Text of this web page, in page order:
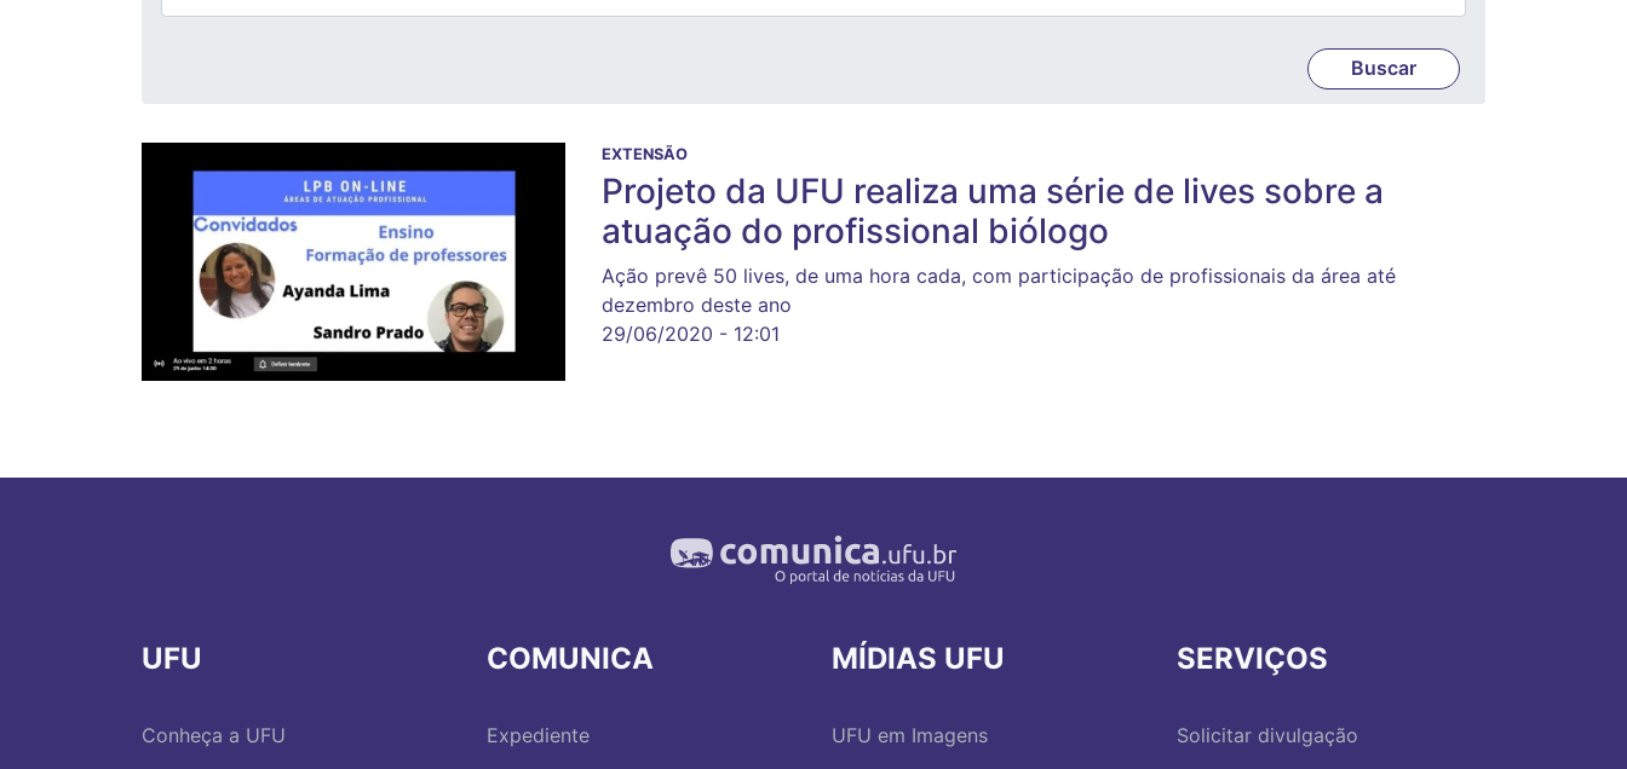
EXTENSÃO
Projeto da UFU realiza uma série de lives sobre a
atuação do profissional biólogo
Ação prevê 50 lives, de uma hora cada, com participação de profissionais da área até
dezembro deste ano
29/06/2020 - 12:01
UFU
Conheça a UFU
COMUNICA
Expediente
MÍDIAS UFU
UFU em Imagens
SERVIÇOS
Solicitar divulgação